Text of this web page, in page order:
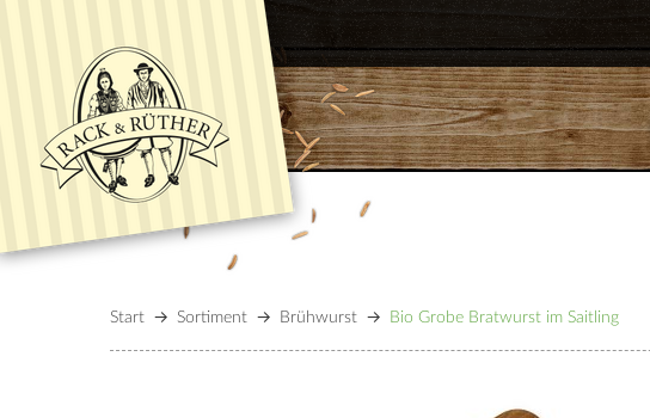
Start Sortiment Brühwurst Bio Grobe Bratwurst im Saitling